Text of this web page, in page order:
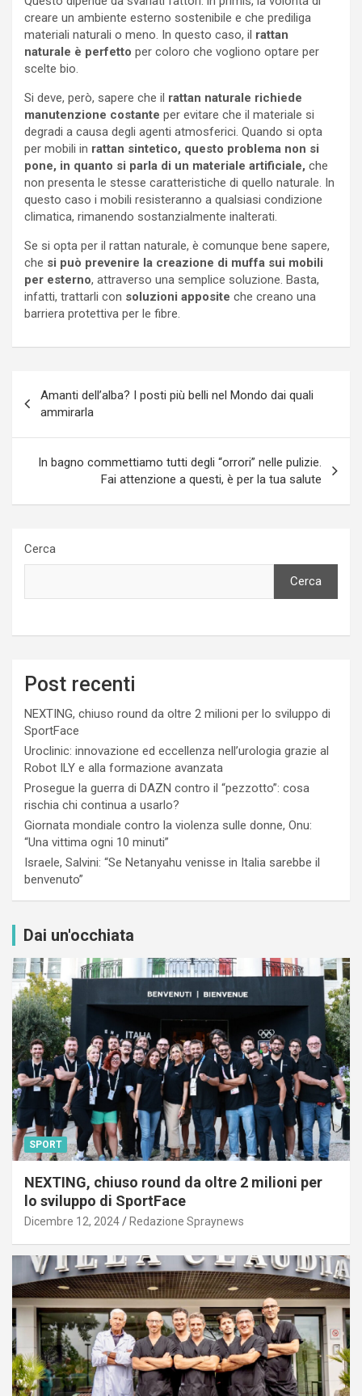
creare un ambiente esterno sostenibile e che prediliga
materiali naturali o meno. In questo caso, il rattan
naturale è perfetto per coloro che vogliono optare per
scelte bio.
Si deve, però, sapere che il rattan naturale richiede
manutenzione costante per evitare che il materiale si
degradi a causa degli agenti atmosferici. Quando si opta
per mobili in rattan sintetico, questo problema non si
pone, in quanto si parla di un materiale artificiale, che
non presenta le stesse caratteristiche di quello naturale. In
questo caso i mobili resisteranno a qualsiasi condizione
climatica, rimanendo sostanzialmente inalterati.
Se si opta per il rattan naturale, è comunque bene sapere,
che si può prevenire la creazione di muffa sui mobili
per esterno, attraverso una semplice soluzione. Basta,
infatti, trattarli con soluzioni apposite che creano una
barriera protettiva per le fibre.
articoli
Amanti dell’alba? I posti più belli nel Mondo dai quali
ammirarla
In bagno commettiamo tutti degli “orrori” nelle pulizie.
Fai attenzione a questi, è per la tua salute
Cerca
Cerca
Post recenti
NEXTING, chiuso round da oltre 2 milioni per lo sviluppo di
SportFace
Uroclinic: innovazione ed eccellenza nell’urologia grazie al
Robot ILY e alla formazione avanzata
Prosegue la guerra di DAZN contro il “pezzotto”: cosa
rischia chi continua a usarlo?
Giornata mondiale contro la violenza sulle donne, Onu:
“Una vittima ogni 10 minuti”
Israele, Salvini: “Se Netanyahu venisse in Italia sarebbe il
benvenuto”
Dai un'occhiata
SPORT
NEXTING, chiuso round da oltre 2 milioni per
lo sviluppo di SportFace
Dicembre 12, 2024 Redazione Spraynews